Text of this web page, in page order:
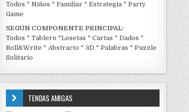
Todos *Niños *Familiar *Estrategia *Party
Game
SEGÚN COMPONENTE PRINCIPAL:
Todos *Tablero *Losetas *Cartas *Dados *
Roll&Write *Abstracto *3D *Palabras *Puzzle
Solitario
TENDAS AMIGAS